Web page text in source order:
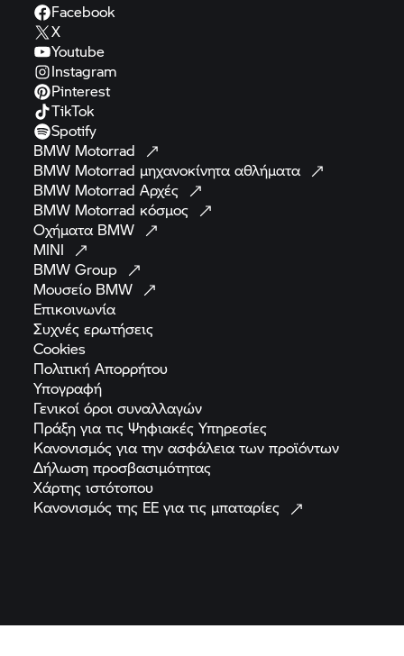
Facebook
X
Youtube
Instagram
Pinterest
TikTok
Spotify
BMW Motorrad
BMW Motorrad μηχανοκίνητααθλήματα
BMW Motorrad Αρχές
BMW Motorrad κόσμος
Οχήματα BMW
MINI
BMWGroup
Μουσείο BMW
Επικοινωνία
Συχνέςερωτήσεις
Cookies
ΠολιτικήΑπορρήτου
Υπογραφή
Γενικοί όροισυναλλαγών
Πράξη για τις ΨηφιακέςΥπηρεσίες
Κανονισμός για την ασφάλεια τωνπροϊόντων
Δήλωσηπροσβασιμότητας
Χάρτηςιστότοπου
Κανονισμός της ΕΕ για τις μπαταρίες